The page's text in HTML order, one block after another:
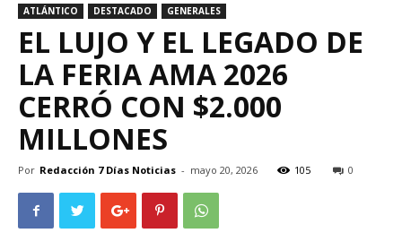
ATLÁNTICO DESTACADO GENERALES
EL LUJO Y EL LEGADO DE
LA FERIA AMA 2026
CERRÓ CON $2.000
MILLONES
Por Redacción 7 Días Noticias - mayo 20, 2026 105 0